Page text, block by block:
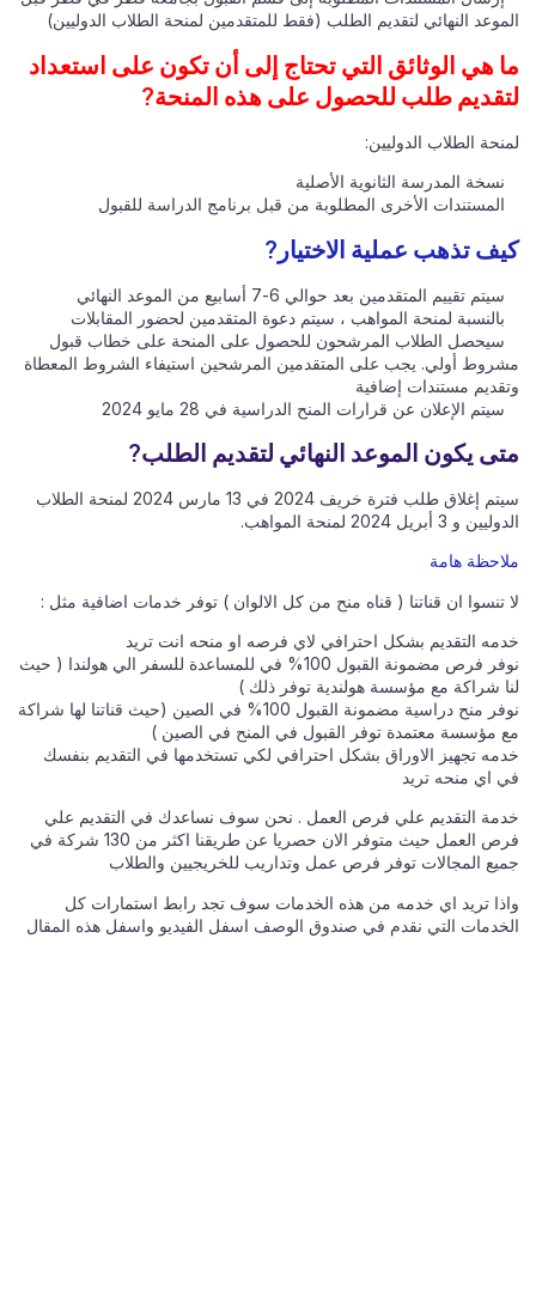
الموعد النهائي لتقديم الطلب (فقط للمتقدمين لمنحة الطلاب الدوليين)
ما هي الوثائق التي تحتاج إلى أن تكون على استعداد
لتقديم طلب للحصول على هذه المنحة?
لمنحة الطلاب الدوليين:
نسخة المدرسة الثانوية الأصلية
المستندات الأخرى المطلوبة من قبل برنامج الدراسة للقبول
كيف تذهب عملية الاختيار?
سيتم تقييم المتقدمين بعد حوالي 6-7 أسابيع من الموعد النهائي
بالنسبة لمنحة المواهب ، سيتم دعوة المتقدمين لحضور المقابلات
سيحصل الطلاب المرشحون للحصول على المنحة على خطاب قبول
مشروط أولي. يجب على المتقدمين المرشحين استيفاء الشروط المعطاة
وتقديم مستندات إضافية
سيتم الإعلان عن قرارات المنح الدراسية في 28 مايو 2024
متى يكون الموعد النهائي لتقديم الطلب?
سيتم إغلاق طلب فترة خريف 2024 في 13 مارس 2024 لمنحة الطلاب
الدوليين و 3 أبريل 2024 لمنحة المواهب.
ملاحظة هامة
لا تنسوا ان قناتنا ( قناه منح من كل الالوان ) توفر خدمات اضافية مثل :
خدمه التقديم بشكل احترافي لاي فرصه او منحه انت تريد
نوفر فرص مضمونة القبول 100% في للمساعدة للسفر الي هولندا ( حيث
لنا شراكة مع مؤسسة هولندية توفر ذلك )
نوفر منح دراسية مضمونة القبول 100% في الصين (حيث قناتنا لها شراكة
مع مؤسسة معتمدة توفر القبول في المنح في الصين )
خدمه تجهيز الاوراق بشكل احترافي لكي تستخدمها في التقديم بنفسك
في اي منحه تريد
خدمة التقديم علي فرص العمل . نحن سوف نساعدك في التقديم علي
فرص العمل حيث متوفر الان حصريا عن طريقنا اكثر من 130 شركة في
جميع المجالات توفر فرص عمل وتداريب للخريجيين والطلاب
واذا تريد اي خدمه من هذه الخدمات سوف تجد رابط استمارات كل
الخدمات التي نقدم في صندوق الوصف اسفل الفيديو واسفل هذه المقال